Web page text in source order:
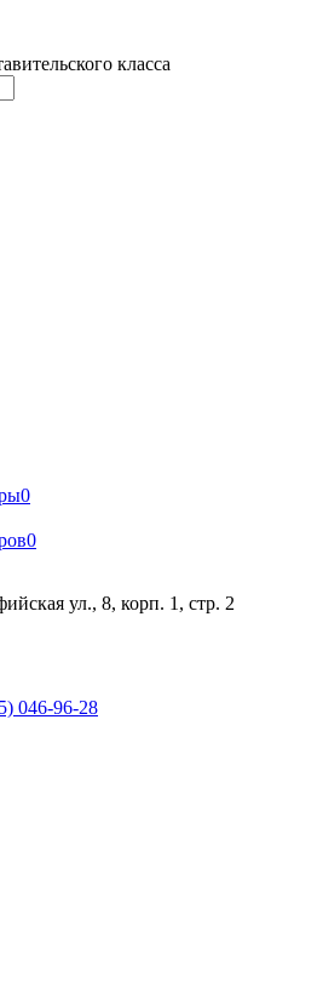
класса
0
0
ул., 8, корп. 1, стр. 2
046-96-28